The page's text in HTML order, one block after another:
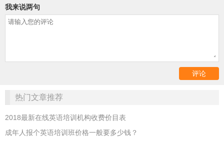
我来说两句
热门文章推荐
2018最新在线英语培训机构收费价目表
成年人报个英语培训班价格一般要多少钱？